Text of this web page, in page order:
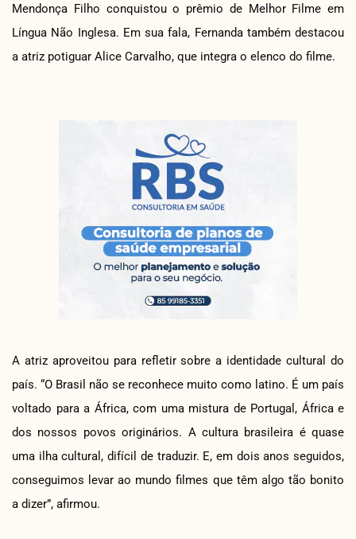
Mendonça Filho conquistou o prêmio de Melhor Filme em
Língua Não Inglesa. Em sua fala, Fernanda também destacou
a atriz potiguar Alice Carvalho, que integra o elenco do filme.
A atriz aproveitou para refletir sobre a identidade cultural do
país. “O Brasil não se reconhece muito como latino. É um país
voltado para a África, com uma mistura de Portugal, África e
dos nossos povos originários. A cultura brasileira é quase
uma ilha cultural, difícil de traduzir. E, em dois anos seguidos,
conseguimos levar ao mundo filmes que têm algo tão bonito
a dizer”, afirmou.